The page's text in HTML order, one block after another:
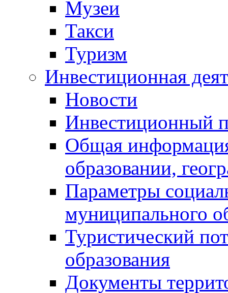
Музеи
Такси
Туризм
Инвестиционная
Новости
Инвестиционный
Общая
образовании,
Параметры
муниципального
Туристический
образования
Документы